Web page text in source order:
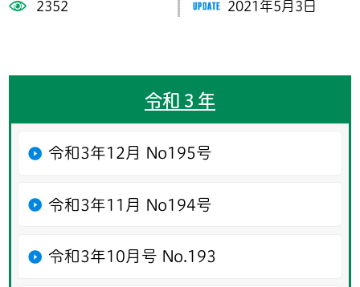
2352 2021年5月3日
令和３年
令和3年12月 No195号
令和3年11月 No194号
令和3年10月号 No.193